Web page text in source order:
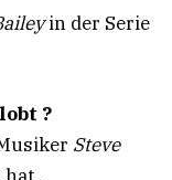
in der Serie
?
Steve